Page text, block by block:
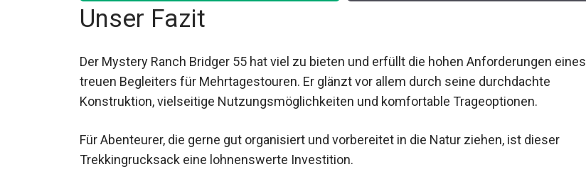
Unser Fazit
Der Mystery Ranch Bridger 55 hat viel zu bieten und erfüllt die hohen Anforderungen eines
treuen Begleiters für Mehrtagestouren. Er glänzt vor allem durch seine durchdachte
Konstruktion, vielseitige Nutzungsmöglichkeiten und komfortable Trageoptionen.
Für Abenteurer, die gerne gut organisiert und vorbereitet in die Natur ziehen, ist dieser
Trekkingrucksack eine lohnenswerte Investition.